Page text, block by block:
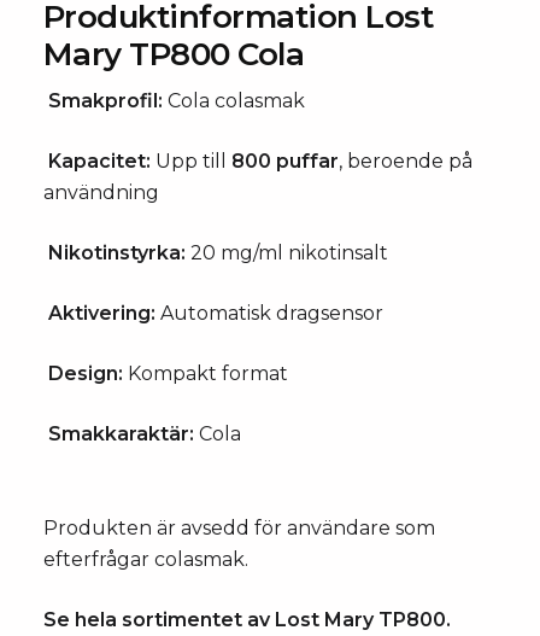
Produktinformation Lost
Mary TP800 Cola
Smakprofil: Cola colasmak
Kapacitet: Upp till 800 puffar, beroende på
användning
Nikotinstyrka: 20 mg/ml nikotinsalt
Aktivering: Automatisk dragsensor
Design: Kompakt format
Smakkaraktär: Cola
Produkten är avsedd för användare som
efterfrågar colasmak.
Se hela sortimentet av Lost Mary TP800.